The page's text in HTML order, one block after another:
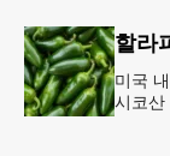
미국
시코산